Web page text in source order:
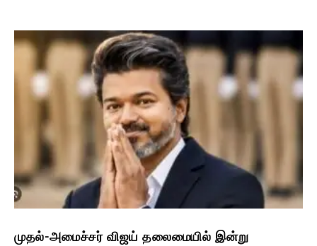
முதல்-அமைச்சர் விஜய் தலைமையில் இன்று